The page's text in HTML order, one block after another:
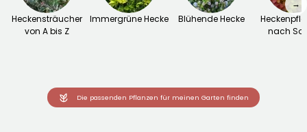
Heckensträucher
von A bis Z
Immergrüne Hecke Blühende Hecke
nach
→
Die passenden Pflanzen für meinen Garten finden